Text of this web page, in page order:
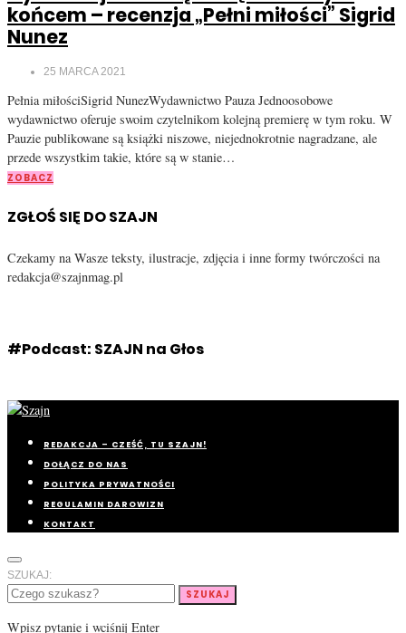
końcem – recenzja „Pełni miłości” Sigrid
Nunez
25 MARCA 2021
Pełnia miłościSigrid NunezWydawnictwo Pauza Jednoosobowe
wydawnictwo oferuje swoim czytelnikom kolejną premierę w tym roku. W
Pauzie publikowane są książki niszowe, niejednokrotnie nagradzane, ale
przede wszystkim takie, które są w stanie…
ZOBACZ
ZGŁOŚ SIĘ DO SZAJN
Czekamy na Wasze teksty, ilustracje, zdjęcia i inne formy twórczości na
redakcja@szajnmag.pl
#Podcast: SZAJN na Głos
REDAKCJA – CZEŚĆ, TU SZAJN!
DOŁĄCZ DO NAS
POLITYKA PRYWATNOŚCI
REGULAMIN DAROWIZN
KONTAKT
SZUKAJ:
SZUKAJ
Wpisz pytanie i wciśnij Enter